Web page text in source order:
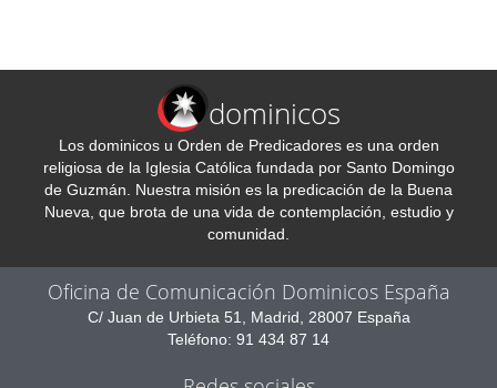
dominicos
Los dominicos u Orden de Predicadores es una orden
religiosa de la Iglesia Católica fundada por Santo Domingo
de Guzmán. Nuestra misión es la predicación de la Buena
Nueva, que brota de una vida de contemplación, estudio y
comunidad.
Oficina de Comunicación Dominicos España
C/ Juan de Urbieta 51, Madrid, 28007 España
Teléfono: 91 434 87 14